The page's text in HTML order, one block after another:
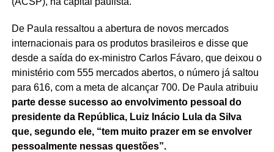
De Paula ressaltou a abertura de novos mercados
internacionais para os produtos brasileiros e disse que
desde a saída do ex-ministro Carlos Fávaro, que deixou o
ministério com 555 mercados abertos, o número já saltou
para 616, com a meta de alcançar 700. De Paula atribuiu
parte desse sucesso ao envolvimento pessoal do
presidente da República, Luiz Inácio Lula da Silva
que, segundo ele, “tem muito prazer em se envolver
pessoalmente nessas questões”.